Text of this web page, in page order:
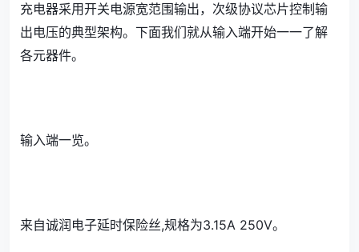
充电器采用开关电源宽范围输出，次级协议芯片控制输
出电压的典型架构。下面我们就从输入端开始一一了解
各元器件。
输入端一览。
来自诚润电子延时保险丝,规格为3.15A 250V。